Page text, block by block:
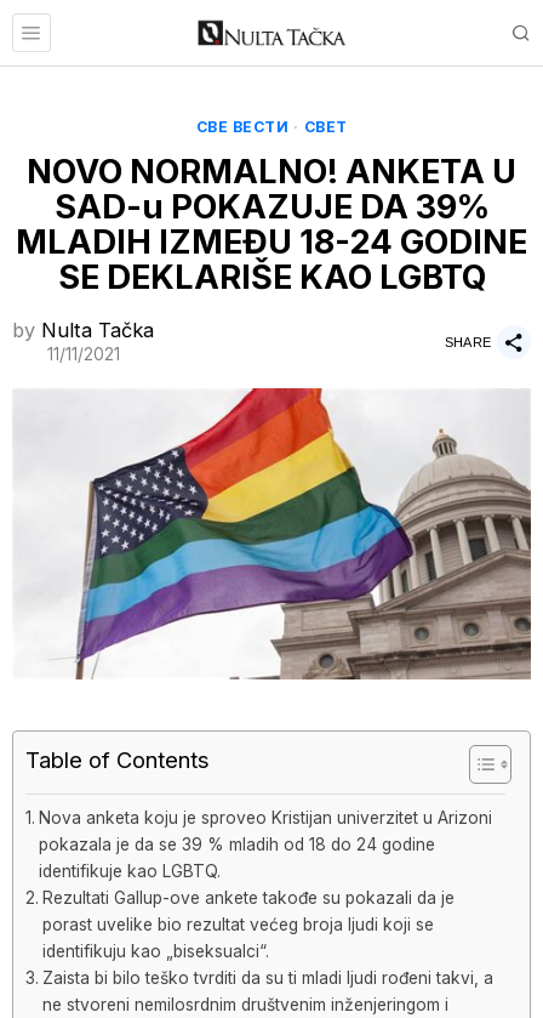
СВЕ ВЕСТИ · СВЕТ
NOVO NORMALNO! ANKETA U
SAD-u POKAZUJE DA 39%
MLADIH IZMEĐU 18-24 GODINE
SE DEKLARIŠE KAO LGBTQ
by Nulta Tačka
11/11/2021
SHARE
Table of Contents
Nova anketa koju je sproveo Kristijan univerzitet u Arizoni
pokazala je da se 39 % mladih od 18 do 24 godine
identifikuje kao LGBTQ.
Rezultati Gallup-ove ankete takođe su pokazali da je
porast uvelike bio rezultat većeg broja ljudi koji se
identifikuju kao „biseksualci“.
Zaista bi bilo teško tvrditi da su ti mladi ljudi rođeni takvi, a
ne stvoreni nemilosrdnim društvenim inženjeringom i